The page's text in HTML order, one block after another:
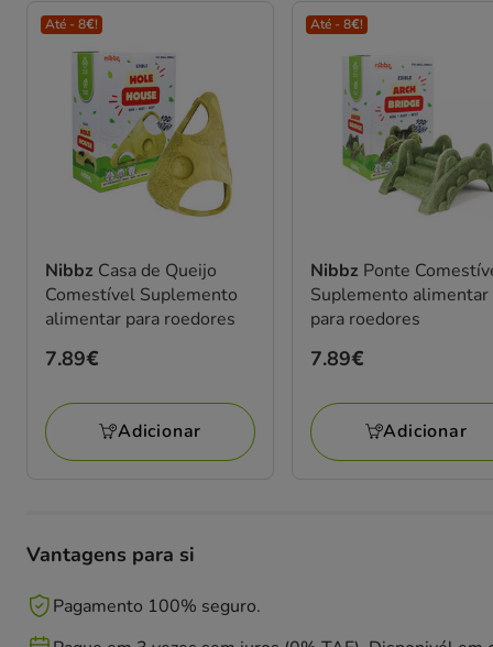
Até - 8€!
Nibbz Casa de Queijo
Comestível Suplemento
alimentar para roedores
Preço
7.89€
Adicionar
Até - 8€!
Nibbz Ponte
Suplemento alimentar
para roedores
Preço
7.89€
Adicionar
Vantagens para si
Pagamento 100% seguro.